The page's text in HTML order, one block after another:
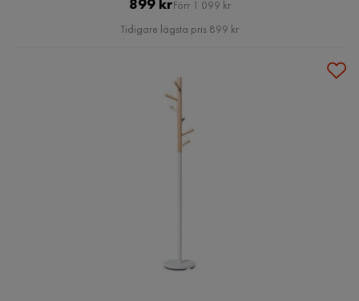
Pris
Förr 1 099 kr
Tidigare lägsta pris 899 kr